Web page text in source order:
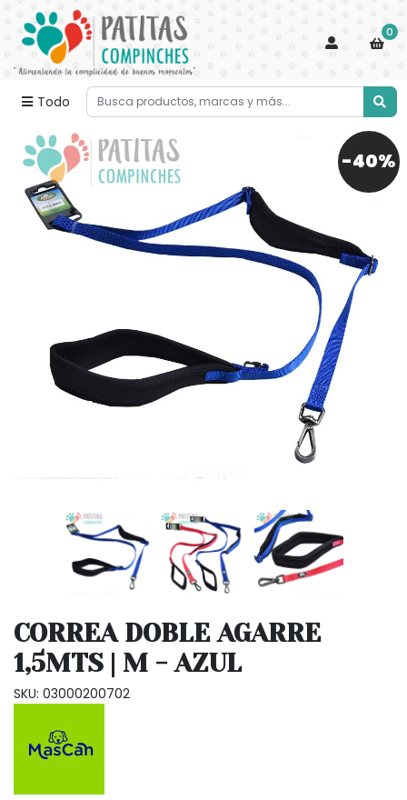
Todo
0
-40%
CORREA DOBLE AGARRE
1,5MTS | M - AZUL
SKU: 03000200702